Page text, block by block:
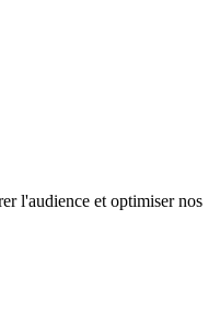
l'audience et optimiser nos